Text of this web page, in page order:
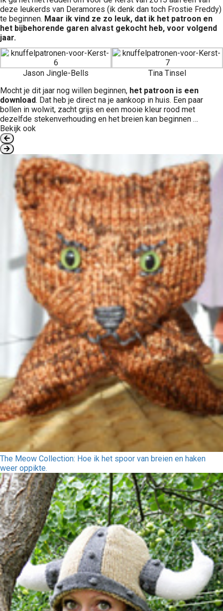
deze leukerds van Deramores (ik denk dan toch Frostie Freddy)
te beginnen. Maar ik vind ze zo leuk, dat ik het patroon en
het bijbehorende garen alvast gekocht heb, voor volgend
jaar.
Jason Jingle-Bells
Tina Tinsel
Mocht je dit jaar nog willen beginnen, het patroon is een
download. Dat heb je direct na je aankoop in huis. Een paar
bollen in wolwit, zacht grijs en een mooie kleur rood met
dezelfde stekenverhouding en het breien kan beginnen …
Bekijk ook
The Meow Collection: Hoe ik het spoor van breien en haken
weer oppikte.